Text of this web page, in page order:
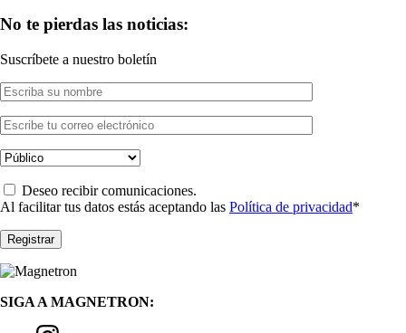
No te pierdas las noticias:
Suscríbete a nuestro boletín
Deseo recibir comunicaciones.
Al facilitar tus datos estás aceptando las Política de privacidad*
SIGA A MAGNETRON: